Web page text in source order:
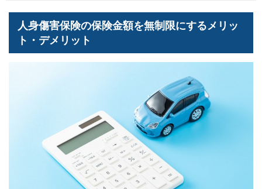
人身傷害保険の保険金額を無制限にするメリッ
ト・デメリット